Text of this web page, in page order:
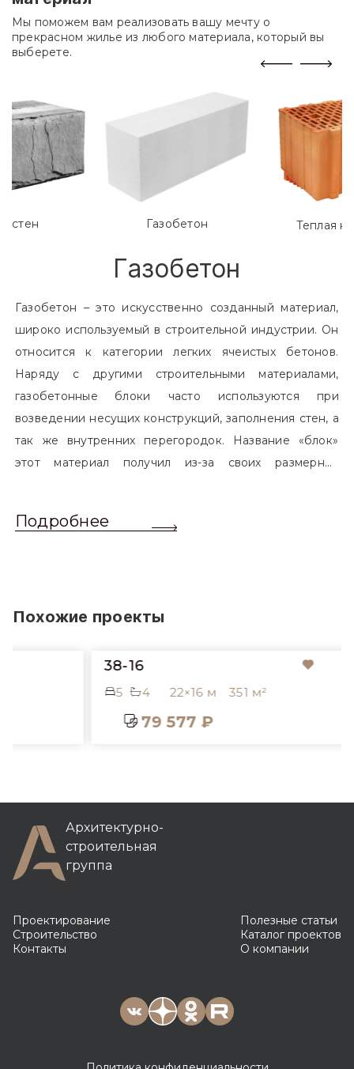
Мы поможем вам реализовать вашу мечту о
прекрасном жилье из любого материала, который вы
выберете.
Газобетон Теплая
Газобетон
Газобетон – это искусственно созданный материал,
широко используемый в строительной индустрии. Он
относится к категории легких ячеистых бетонов.
Наряду с другими строительными материалами,
газобетонные блоки часто используются при
возведении несущих конструкций, заполнения стен, а
так же внутренних перегородок. Название «блок»
этот материал получил из-за своих размерных
обычный одинарный кирпич. Размер блоков различен
Подробнее
Похожие проекты
38-16
4 22×16 м 351 м²
79 577 ₽
Архитектурно-
строительная
группа
Проектирование
Строительство
Контакты
Полезные статьи
Каталог проектов
О компании